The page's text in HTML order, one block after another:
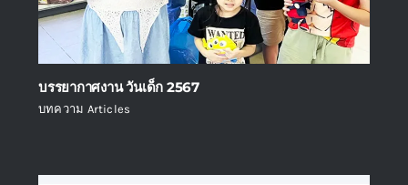
บรรยากาศงาน วันเด็ก 2567
บทความ Articles